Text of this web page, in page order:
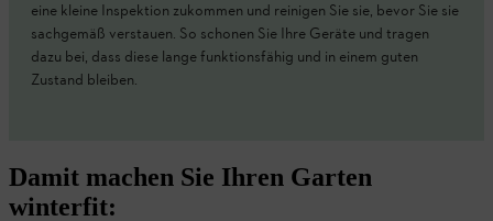
eine kleine Inspektion zukommen und reinigen Sie sie, bevor Sie sie
sachgemäß verstauen. So schonen Sie Ihre Geräte und tragen
dazu bei, dass diese lange funktionsfähig und in einem guten
Zustand bleiben.
Damit machen Sie Ihren Garten
winterfit: